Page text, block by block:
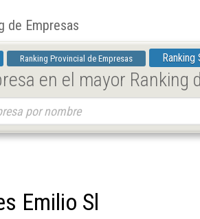
de Empresas
Ranking Provincial de Empresas
en el mayor Ranking
Emilio Sl